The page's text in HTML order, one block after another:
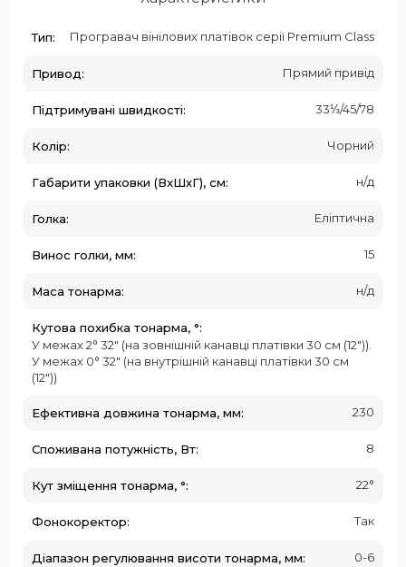
Тип: Програвач вінілових платівок серії Premium Class
Привод: Прямий привід
Підтримувані швидкості: 33⅓/45/78
Колір: Чорний
Габарити упаковки (ВxШхГ), см: н/д
Голка: Еліптична
Винос голки, мм: 15
Маса тонарма: н/д
Кутова похибка тонарма, °:
У межах 2° 32" (на зовнішній канавці платівки 30 см (12")).
У межах 0° 32" (на внутрішній канавці платівки 30 см
(12"))
Ефективна довжина тонарма, мм: 230
Споживана потужність, Вт: 8
Кут зміщення тонарма, °: 22°
Фонокоректор: Так
Діапазон регулювання висоти тонарма, мм: 0-6